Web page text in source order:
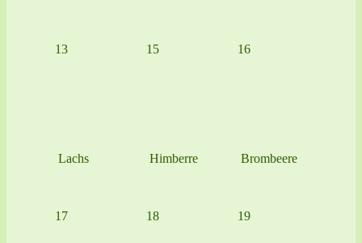
13
Lachs
15
Himberre
16
Brombeere
17 18 19